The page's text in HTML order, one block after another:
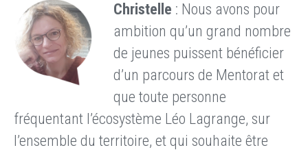
Christelle : Nous avons pour
ambition qu’un grand nombre
de jeunes puissent bénéficier
d’un parcours de Mentorat et
que toute personne
fréquentant l’écosystème Léo Lagrange, sur
l’ensemble du territoire, et qui souhaite être